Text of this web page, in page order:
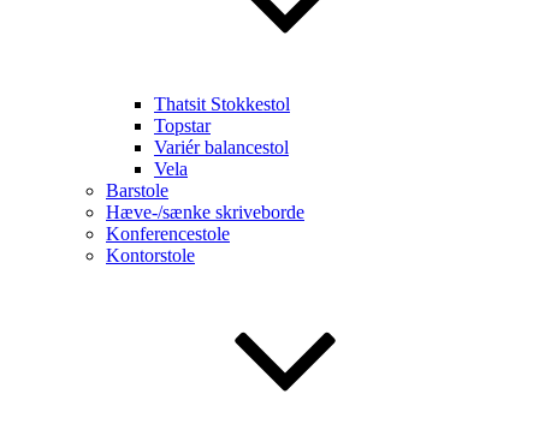
Thatsit Stokkestol
Topstar
Variér balancestol
Vela
Barstole
Hæve-/sænke skriveborde
Konferencestole
Kontorstole